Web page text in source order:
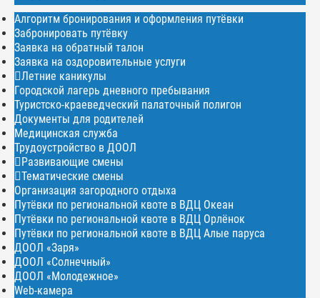
Алгоритм бронирования и оформления путёвки
Забронировать путёвку
Заявка на обратный талон
Заявка на оздоровительные услуги
Летние каникулы
Городской лагерь дневного пребывания
Туристско-краеведческий палаточный полигон
Документы для родителей
Медицинская служба
Трудоустройство в ДООЛ
Развивающие смены
Тематические смены
Организация загородного отдыха
Путёвки по региональной квоте в ВДЦ Океан
Путёвки по региональной квоте в ВДЦ Орлёнок
Путёвки по региональной квоте в ВДЦ Алые паруса
ДООЛ «Заря»
ДООЛ «Солнечный»
ДООЛ «Молодежное»
Web-камера